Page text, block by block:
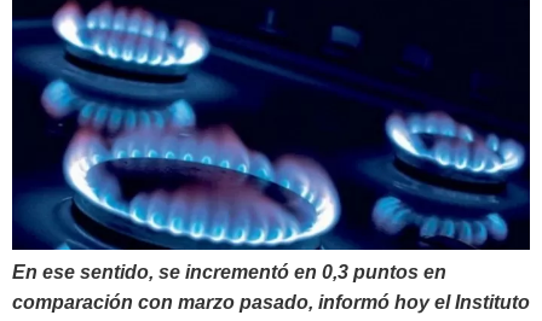
En ese sentido, se incrementó en 0,3 puntos en
comparación con marzo pasado, informó hoy el Instituto